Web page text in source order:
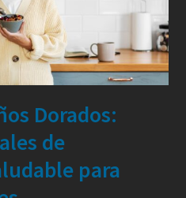
Dorados:
de
para